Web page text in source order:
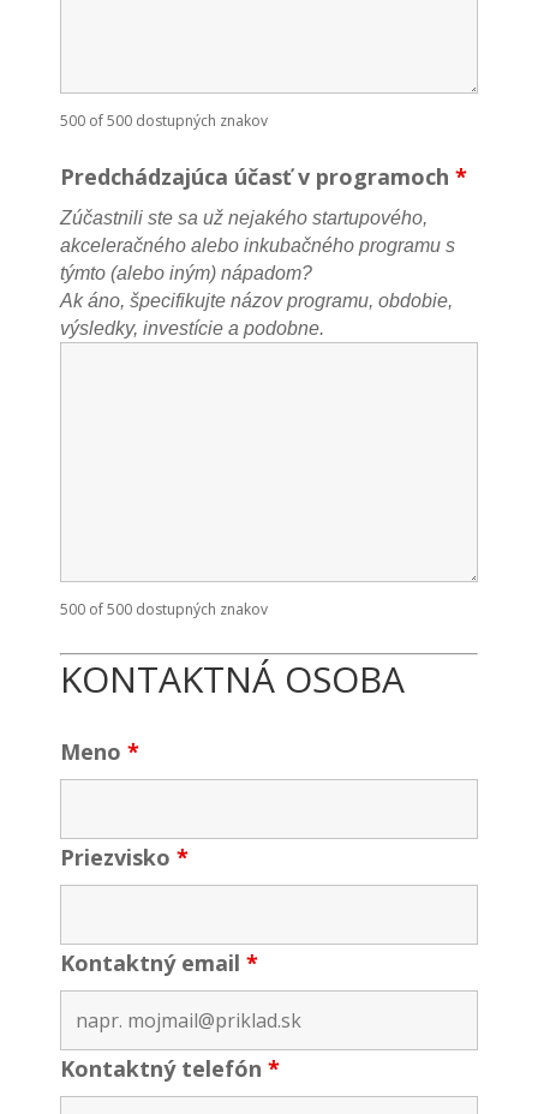
500 of 500 dostupných znakov
Predchádzajúca účasť v programoch *
Zúčastnili ste sa už nejakého startupového,
akceleračného alebo inkubačného programu s
týmto (alebo iným) nápadom?
Ak áno, špecifikujte názov programu, obdobie,
výsledky, investície a podobne.
500 of 500 dostupných znakov
KONTAKTNÁ OSOBA
Meno *
Priezvisko *
Kontaktný email *
Kontaktný telefón *